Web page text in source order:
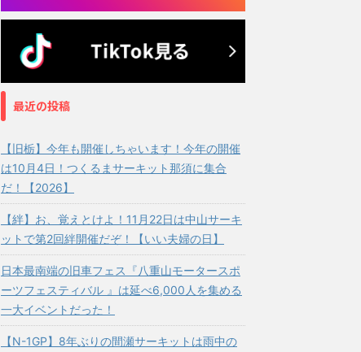
最近の投稿
【旧栃】今年も開催しちゃいます！今年の開催
は10月4日！つくるまサーキット那須に集合
だ！【2026】
【絆】お、覚えとけよ！11月22日は中山サーキ
ットで第2回絆開催だぞ！【いい夫婦の日】
日本最南端の旧車フェス『八重山モータースポ
ーツフェスティバル 』は延べ6,000人を集める
一大イベントだった！
【N-1GP】8年ぶりの間瀬サーキットは雨中の